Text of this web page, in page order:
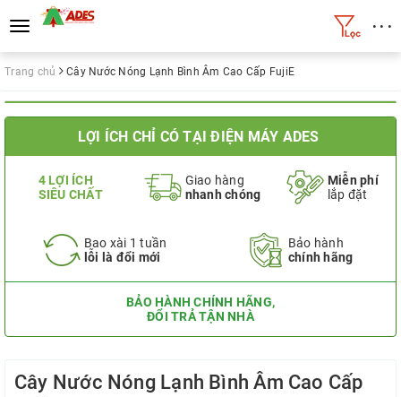
Toggle
navigation
• • •
Trang chủ Cây Nước Nóng Lạnh Bình Âm Cao Cấp FujiE
LỢI ÍCH CHỈ CÓ TẠI ĐIỆN MÁY ADES
4 LỢI ÍCH
SIÊU CHẤT
Giao hàng
nhanh chóng
Miễn phí
lắp đặt
Bao xài 1 tuần
lỗi là đổi mới
Bảo hành
chính hãng
BẢO HÀNH CHÍNH HÃNG,
ĐỔI TRẢ TẬN NHÀ
Cây Nước Nóng Lạnh Bình Âm Cao Cấp